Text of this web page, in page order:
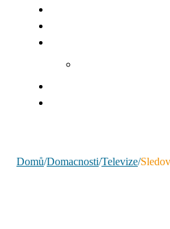
Domů/Domacnosti/Televize/